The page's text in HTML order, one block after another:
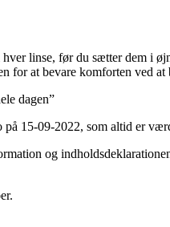
linse, før du sætter dem i
for at bevare komforten ved at
dagen”
på 15-09-2022, som altid er
og